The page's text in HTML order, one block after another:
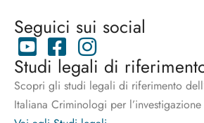
Seguici sui social
Studi legali di
Scopri gli studi legali di riferimento
Italiana Criminologi per